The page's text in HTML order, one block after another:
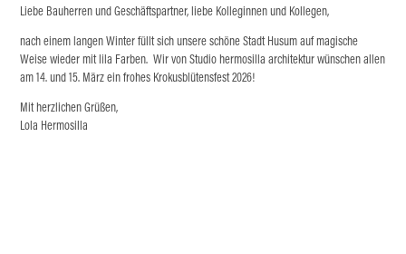
Liebe Bauherren und Geschäftspartner, liebe Kolleginnen und Kollegen,
nach einem langen Winter füllt sich unsere schöne Stadt Husum auf magische
Weise wieder mit lila Farben. Wir von Studio hermosilla architektur wünschen allen
am 14. und 15. März ein frohes Krokusblütensfest 2026!
Mit herzlichen Grüßen,
Lola Hermosilla